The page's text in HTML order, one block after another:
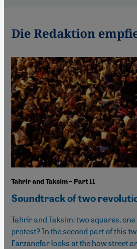
Die Redaktion
Tahrir and Taksim – Part II
Soundtrack of two
Tahrir and Taksim: two squares,
protest? In the second part of this
Farzanefar looks at the how street